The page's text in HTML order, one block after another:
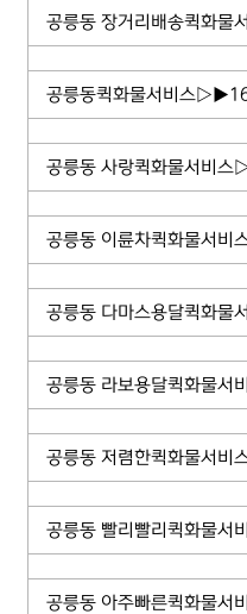
공릉동 장거리배송퀵화
공릉동퀵화물서비스
공릉동 사랑퀵화물서비
공릉동 이륜차퀵화물서
공릉동 다마스용달퀵화
공릉동 라보용달퀵화물
공릉동 저렴한퀵화물서
공릉동 빨리빨리퀵화물
공릉동 아주빠른퀵화물